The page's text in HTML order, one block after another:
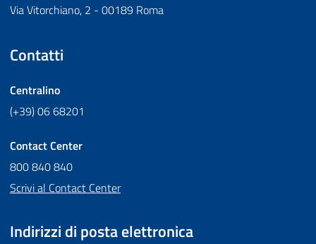
Via Vitorchiano, 2 - 00189 Roma
Contatti
Centralino
(+39) 06 68201
Contact Center
800 840 840
Scrivi al Contact Center
Indirizzi di posta elettronica